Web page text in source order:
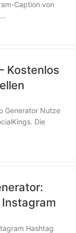
Caption von
Kostenlos
Generator Nutze
Die
Hashtag